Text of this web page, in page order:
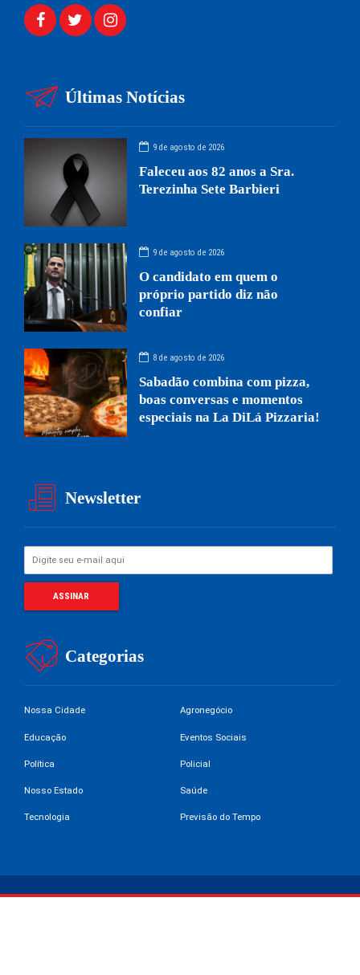
Últimas Notícias
9 de agosto de 2026
Faleceu aos 82 anos a Sra.
Terezinha Sete Barbieri
9 de agosto de 2026
O candidato em quem o
próprio partido diz não
confiar
8 de agosto de 2026
Sabadão combina com pizza,
boas conversas e momentos
especiais na La DiLá Pizzaria!
Newsletter
Categorias
Nossa Cidade Agronegócio
Educação Eventos Sociais
Política Policial
Nosso Estado Saúde
Tecnologia Previsão do Tempo